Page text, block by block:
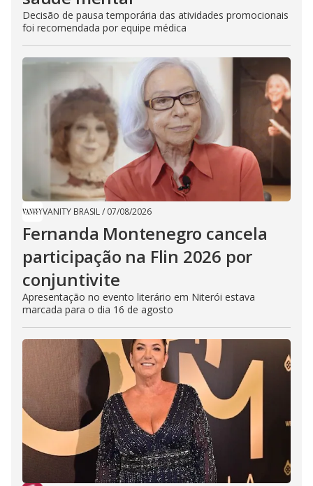
Decisão de pausa temporária das atividades promocionais
foi recomendada por equipe médica
VANITY BRASIL/ 07/08/2026
Fernanda Montenegro cancela
participação na Flin 2026 por
conjuntivite
Apresentação no evento literário em Niterói estava
marcada para o dia 16 de agosto